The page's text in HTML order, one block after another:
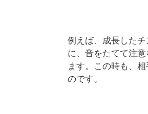
例えば、成長した
に、音をたてて注
ます。この時も、
のです。